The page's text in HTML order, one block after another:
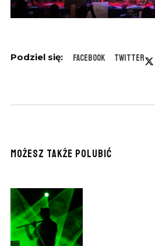
Facebook Twitter
MOŻESZ TAKŻE POLUBIĆ